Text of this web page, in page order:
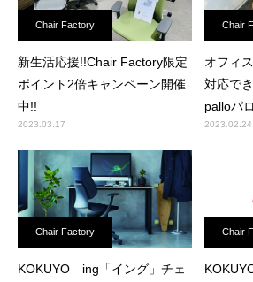
Chair Factory
新生活応援!!Chair Factory限定
ポイント2倍キャンペーン開催
中!!
2023.03.17
Chair
オフィ
対応で
palloパ
2023.02.24
Chair Factory
KOKUYO ing「イング」チェ
Chair